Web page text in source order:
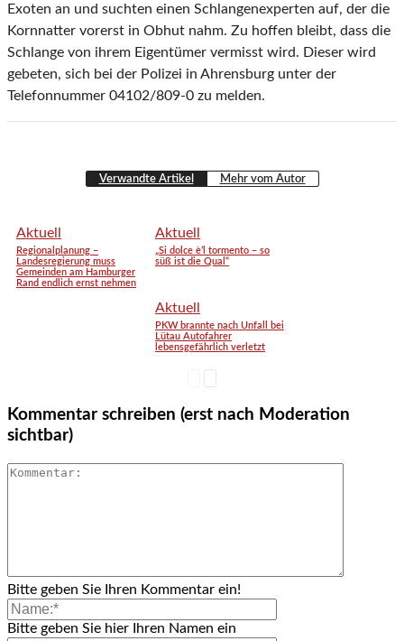
Exoten an und suchten einen Schlangenexperten auf, der die
Kornnatter vorerst in Obhut nahm. Zu hoffen bleibt, dass die
Schlange von ihrem Eigentümer vermisst wird. Dieser wird
gebeten, sich bei der Polizei in Ahrensburg unter der
Telefonnummer 04102/809-0 zu melden.
Verwandte Artikel Mehr vom Autor
Aktuell
Regionalplanung –
Landesregierung muss
Gemeinden am Hamburger
Rand endlich ernst nehmen
Aktuell
„Si dolce è’l tormento – so
süß ist die Qual“
Aktuell
PKW brannte nach Unfall bei
Lütau Autofahrer
lebensgefährlich verletzt
Kommentar schreiben (erst nach Moderation
sichtbar)
Bitte geben Sie Ihren Kommentar ein!
Bitte geben Sie hier Ihren Namen ein